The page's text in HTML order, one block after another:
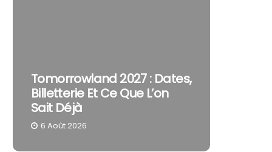
Tomorrowland 2027 : Dates,
Billetterie Et Ce Que L’on
Sait Déjà
6 Août 2026